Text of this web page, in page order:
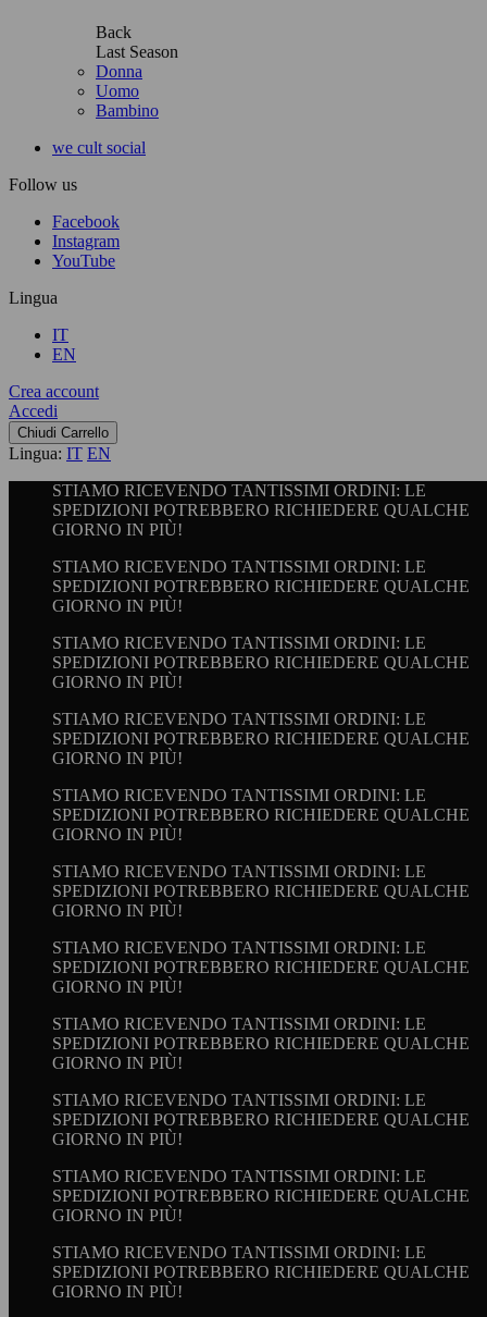
Back
Last Season
Donna
Uomo
Bambino
we cult social
Follow us
Facebook
Instagram
YouTube
Lingua
IT
EN
Crea account
Accedi
Chiudi Carrello
Lingua: IT EN
STIAMO RICEVENDO TANTISSIMI ORDINI: LE
SPEDIZIONI POTREBBERO RICHIEDERE QUALCHE
GIORNO IN PIÙ!
STIAMO RICEVENDO TANTISSIMI ORDINI: LE
SPEDIZIONI POTREBBERO RICHIEDERE QUALCHE
GIORNO IN PIÙ!
STIAMO RICEVENDO TANTISSIMI ORDINI: LE
SPEDIZIONI POTREBBERO RICHIEDERE QUALCHE
GIORNO IN PIÙ!
STIAMO RICEVENDO TANTISSIMI ORDINI: LE
SPEDIZIONI POTREBBERO RICHIEDERE QUALCHE
GIORNO IN PIÙ!
STIAMO RICEVENDO TANTISSIMI ORDINI: LE
SPEDIZIONI POTREBBERO RICHIEDERE QUALCHE
GIORNO IN PIÙ!
STIAMO RICEVENDO TANTISSIMI ORDINI: LE
SPEDIZIONI POTREBBERO RICHIEDERE QUALCHE
GIORNO IN PIÙ!
STIAMO RICEVENDO TANTISSIMI ORDINI: LE
SPEDIZIONI POTREBBERO RICHIEDERE QUALCHE
GIORNO IN PIÙ!
STIAMO RICEVENDO TANTISSIMI ORDINI: LE
SPEDIZIONI POTREBBERO RICHIEDERE QUALCHE
GIORNO IN PIÙ!
STIAMO RICEVENDO TANTISSIMI ORDINI: LE
SPEDIZIONI POTREBBERO RICHIEDERE QUALCHE
GIORNO IN PIÙ!
STIAMO RICEVENDO TANTISSIMI ORDINI: LE
SPEDIZIONI POTREBBERO RICHIEDERE QUALCHE
GIORNO IN PIÙ!
STIAMO RICEVENDO TANTISSIMI ORDINI: LE
SPEDIZIONI POTREBBERO RICHIEDERE QUALCHE
GIORNO IN PIÙ!